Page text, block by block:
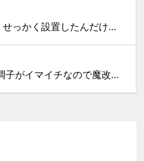
iMacからACERへ CHK!!! せっかく設置したんだけど〜 画面が真っ暗じゃしょうがないわな。 元のACERモニターを再度、設置🔥 画面のチラツキ、乱れなど不具合、多めですが 見れないより良い。 iMacへ繋いだ時、疑問があった。 せっかくの解像度を生かしてないこと。 2...
お店のACERモニターの調子がイマイチなので魔改造したiMacと入れ替え 外は豪雨、何処へも行かない火曜。 コツコツ作業スタートです!!! CHK!!! 何年かぶりにモニターを降ろした。 配線がぐちゃぐちゃ😂 要らないケーブルなど、使っていない部材などなど片付けて、拭き掃除w。...